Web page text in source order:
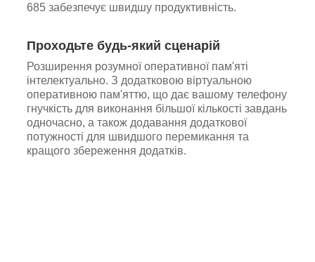
685 забезпечує швидшу продуктивність.
Проходьте будь-який сценарій
Розширення розумної оперативної пам'яті
інтелектуально. З додатковою віртуальною
оперативною пам'яттю, що дає вашому телефону
гнучкість для виконання більшої кількості завдань
одночасно, а також додавання додаткової
потужності для швидшого перемикання та
кращого збереження додатків.